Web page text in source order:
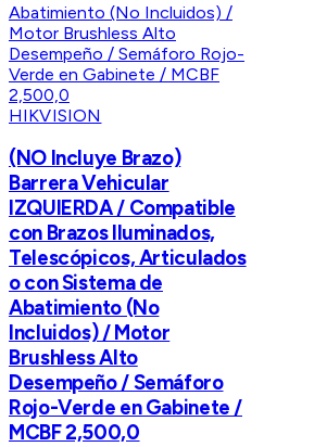
HIKVISION
(NO Incluye Brazo)
Barrera Vehicular
IZQUIERDA / Compatible
con Brazos Iluminados,
Telescópicos, Articulados
o con Sistema de
Abatimiento (No
Incluidos) / Motor
Brushless Alto
Desempeño / Semáforo
Rojo-Verde en Gabinete /
MCBF 2,500,0